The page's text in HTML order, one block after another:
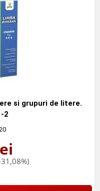
si grupuri de litere.
2